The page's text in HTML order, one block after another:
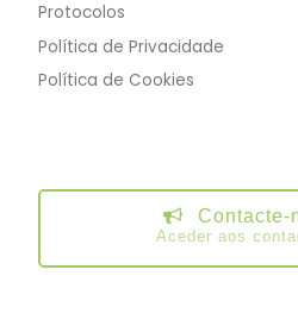
Protocolos
Política de Privacidade
Política de Cookies
Contacte-
Aceder aos